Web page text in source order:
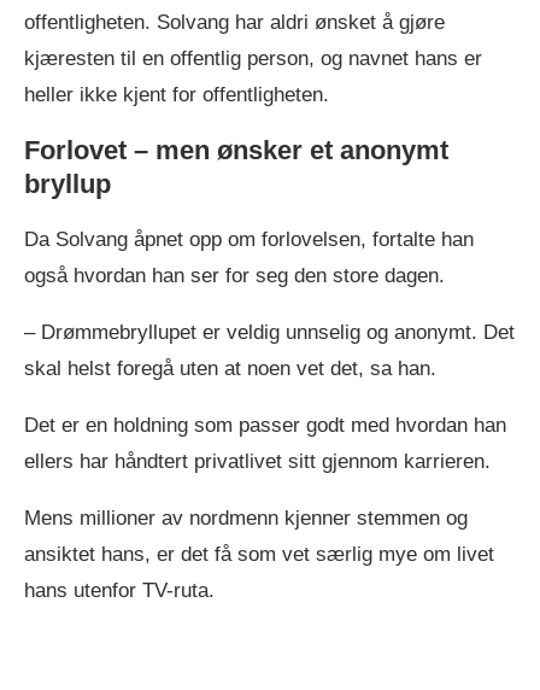
offentligheten. Solvang har aldri ønsket å gjøre
kjæresten til en offentlig person, og navnet hans er
heller ikke kjent for offentligheten.
Forlovet – men ønsker et anonymt
bryllup
Da Solvang åpnet opp om forlovelsen, fortalte han
også hvordan han ser for seg den store dagen.
– Drømmebryllupet er veldig unnselig og anonymt. Det
skal helst foregå uten at noen vet det, sa han.
Det er en holdning som passer godt med hvordan han
ellers har håndtert privatlivet sitt gjennom karrieren.
Mens millioner av nordmenn kjenner stemmen og
ansiktet hans, er det få som vet særlig mye om livet
hans utenfor TV-ruta.